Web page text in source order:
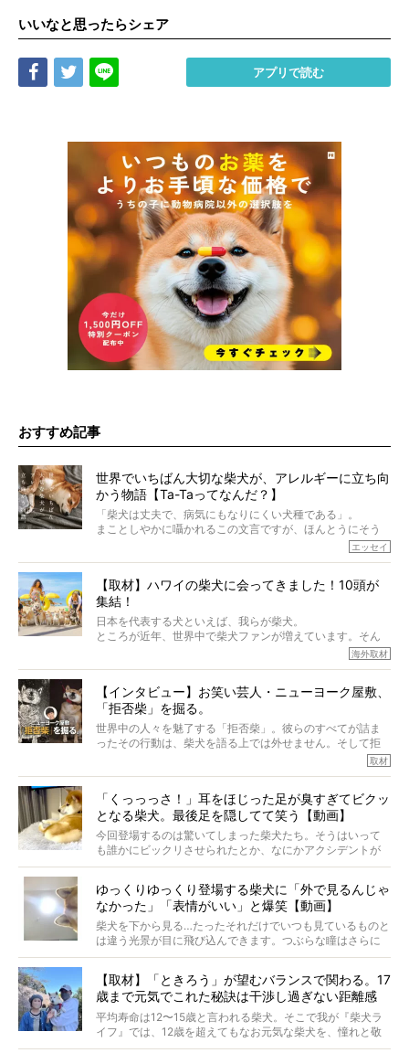
いいなと思ったらシェア
Share Tweet アプリで読む
おすすめ記事
世界でいちばん大切な柴犬が、アレルギーに立ち向
かう物語【Ta-Taってなんだ？】
「柴犬は丈夫で、病気にもなりにくい犬種である」。
まことしやかに囁かれるこの文言ですが、ほんとうにそう
もちろん、犬種としての完成度がとてつもなく高い柴犬だ
でも、いざそれぞれの個体を見ていくと、丈夫で病気にも
なりにくい、とは言えないような気もするのです。
実際に「病気にならない」などということはないし、飼い
主はそのためにやるべきことがある。
今回は、柴犬に関わる方たちすべてに読んで欲しい、ある
ご本人からのレポートは、愛情たっぷりで示唆に富んだ物
語でした。
※文章はご本人の了承を得て編集しています
※画像はすべてイメージです
※この記事は個人の感想であり、効果・効能を示すものではありません
エッセイ
【取材】ハワイの柴犬に会ってきました！10頭が
集結！
日本を代表する犬といえば、我らが柴犬。
ところが近年、世界中で柴犬ファンが増えています。そん
な中「柴犬ライフ」が目をつけたのは、南の楽園ハワイ。
柴犬オーナーが多く、定期的にオフ会まで開催されている
そんな噂を聞きつけ、今回はハワイの柴犬たちを取材して
きました！
海外取材
【インタビュー】お笑い芸人・ニューヨーク屋敷、
「拒否柴」を掘る。
世界中の人々を魅了する「拒否柴」。彼らのすべてが詰ま
ったその行動は、柴犬を語る上では外せません。そして拒
否柴がここまで話題になるのは、“映える”ことも理由のひと
がるのでしょうか。
最近版画製作を始めた、お笑いコンビ「ニューヨーク」の
屋敷裕政さんに、拒否柴を掘っていただきました！ イン
タビューと合わせてご覧ください。
取材
「くっっっさ！」耳をほじった足が臭すぎてビクッ
となる柴犬。最後足を隠してて笑う【動画】
今回登場するのは驚いてしまった柴犬たち。そうはいって
も誰かにビックリさせられたとか、なにかアクシデントが
起きたとか、そういうことが原因ではありません。全ての
ゆっくりゆっくり登場する柴犬に「外で見るんじゃ
なかった」「表情がいい」と爆笑【動画】
柴犬を下から見る…たったそれだけでいつも見ているものと
は違う光景が目に飛び込んできます。つぶらな瞳はさらに
つぶらに見え、モフモフのお顔はさらにモフモフに見えま
【取材】「ときろう」が望むバランスで関わる。17
歳まで元気でこれた秘訣は干渉し過ぎない距離感
#38ときろう
平均寿命は12〜15歳と言われる柴犬。そこで我が『柴犬ラ
イフ』では、12歳を超えてもなお元気な柴犬を、憧れと敬
意を込めて“レジェンド柴”と呼んでいます。 この特集で